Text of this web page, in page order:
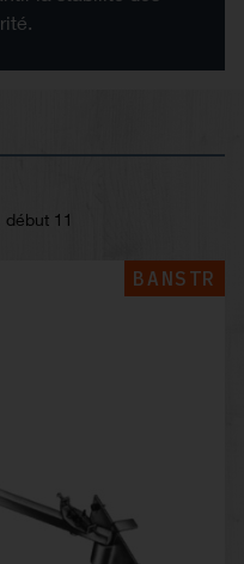
11
BANSTR